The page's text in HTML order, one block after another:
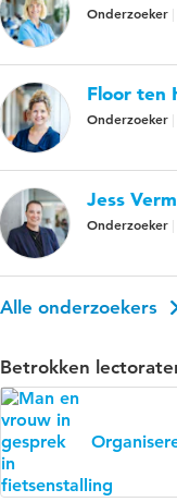
Onderzoeker
Floor ten
Onderzoeker
Jess
Onderzoeker
Alle onderzoekers
Betrokken